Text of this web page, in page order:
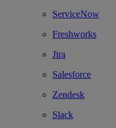
ServiceNow
Freshworks
Jira
Salesforce
Zendesk
Slack